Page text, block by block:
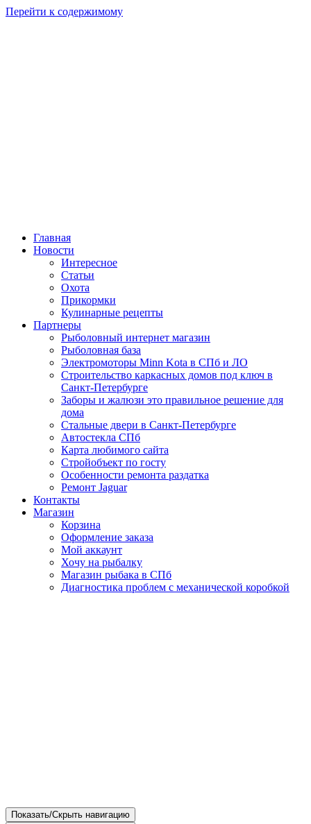
Перейти к содержимому
Главная
Новости
Интересное
Статьи
Охота
Прикормки
Кулинарные рецепты
Партнеры
Рыболовный интернет магазин
Рыболовная база
Электромоторы Minn Kota в СПб и ЛО
Строительство каркасных домов под ключ в
Санкт-Петербурге
Заборы и жалюзи это правильное решение для
дома
Стальные двери в Санкт-Петербурге
Автостекла СПб
Карта любимого сайта
Стройобъект по госту
Особенности ремонта раздатка
Ремонт Jaguar
Контакты
Магазин
Корзина
Оформление заказа
Мой аккаунт
Хочу на рыбалку
Магазин рыбака в СПб
Диагностика проблем с механической коробкой
Показать/Скрыть навигацию